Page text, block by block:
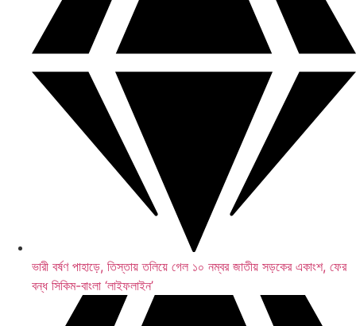
চাপ কমাতে ৮ নতুন বিচারপতি পাচ্ছে হাই কোর্ট
ভারী বর্ষণ পাহাড়ে, তিস্তায় তলিয়ে গেল ১০ নম্বর জাতীয় সড়কের একাংশ, ফের
বন্ধ সিকিম-বাংলা ‘লাইফলাইন’